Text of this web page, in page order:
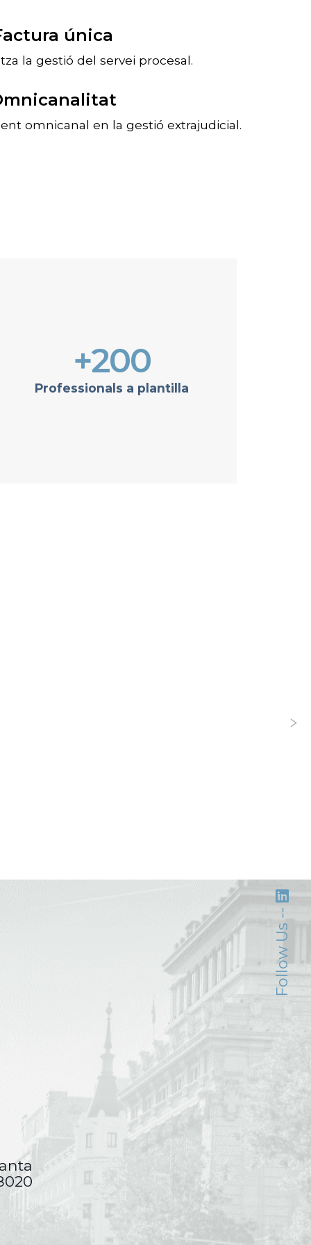
Follow Us --
única
la gestió del servei procesal.
omnicanal en la gestió extrajudicial.
+200
Professionals a plantilla